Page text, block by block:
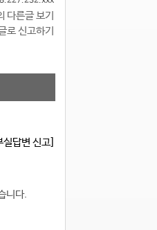
른글 보기
로 신고하기
실답변 신고]
니다.